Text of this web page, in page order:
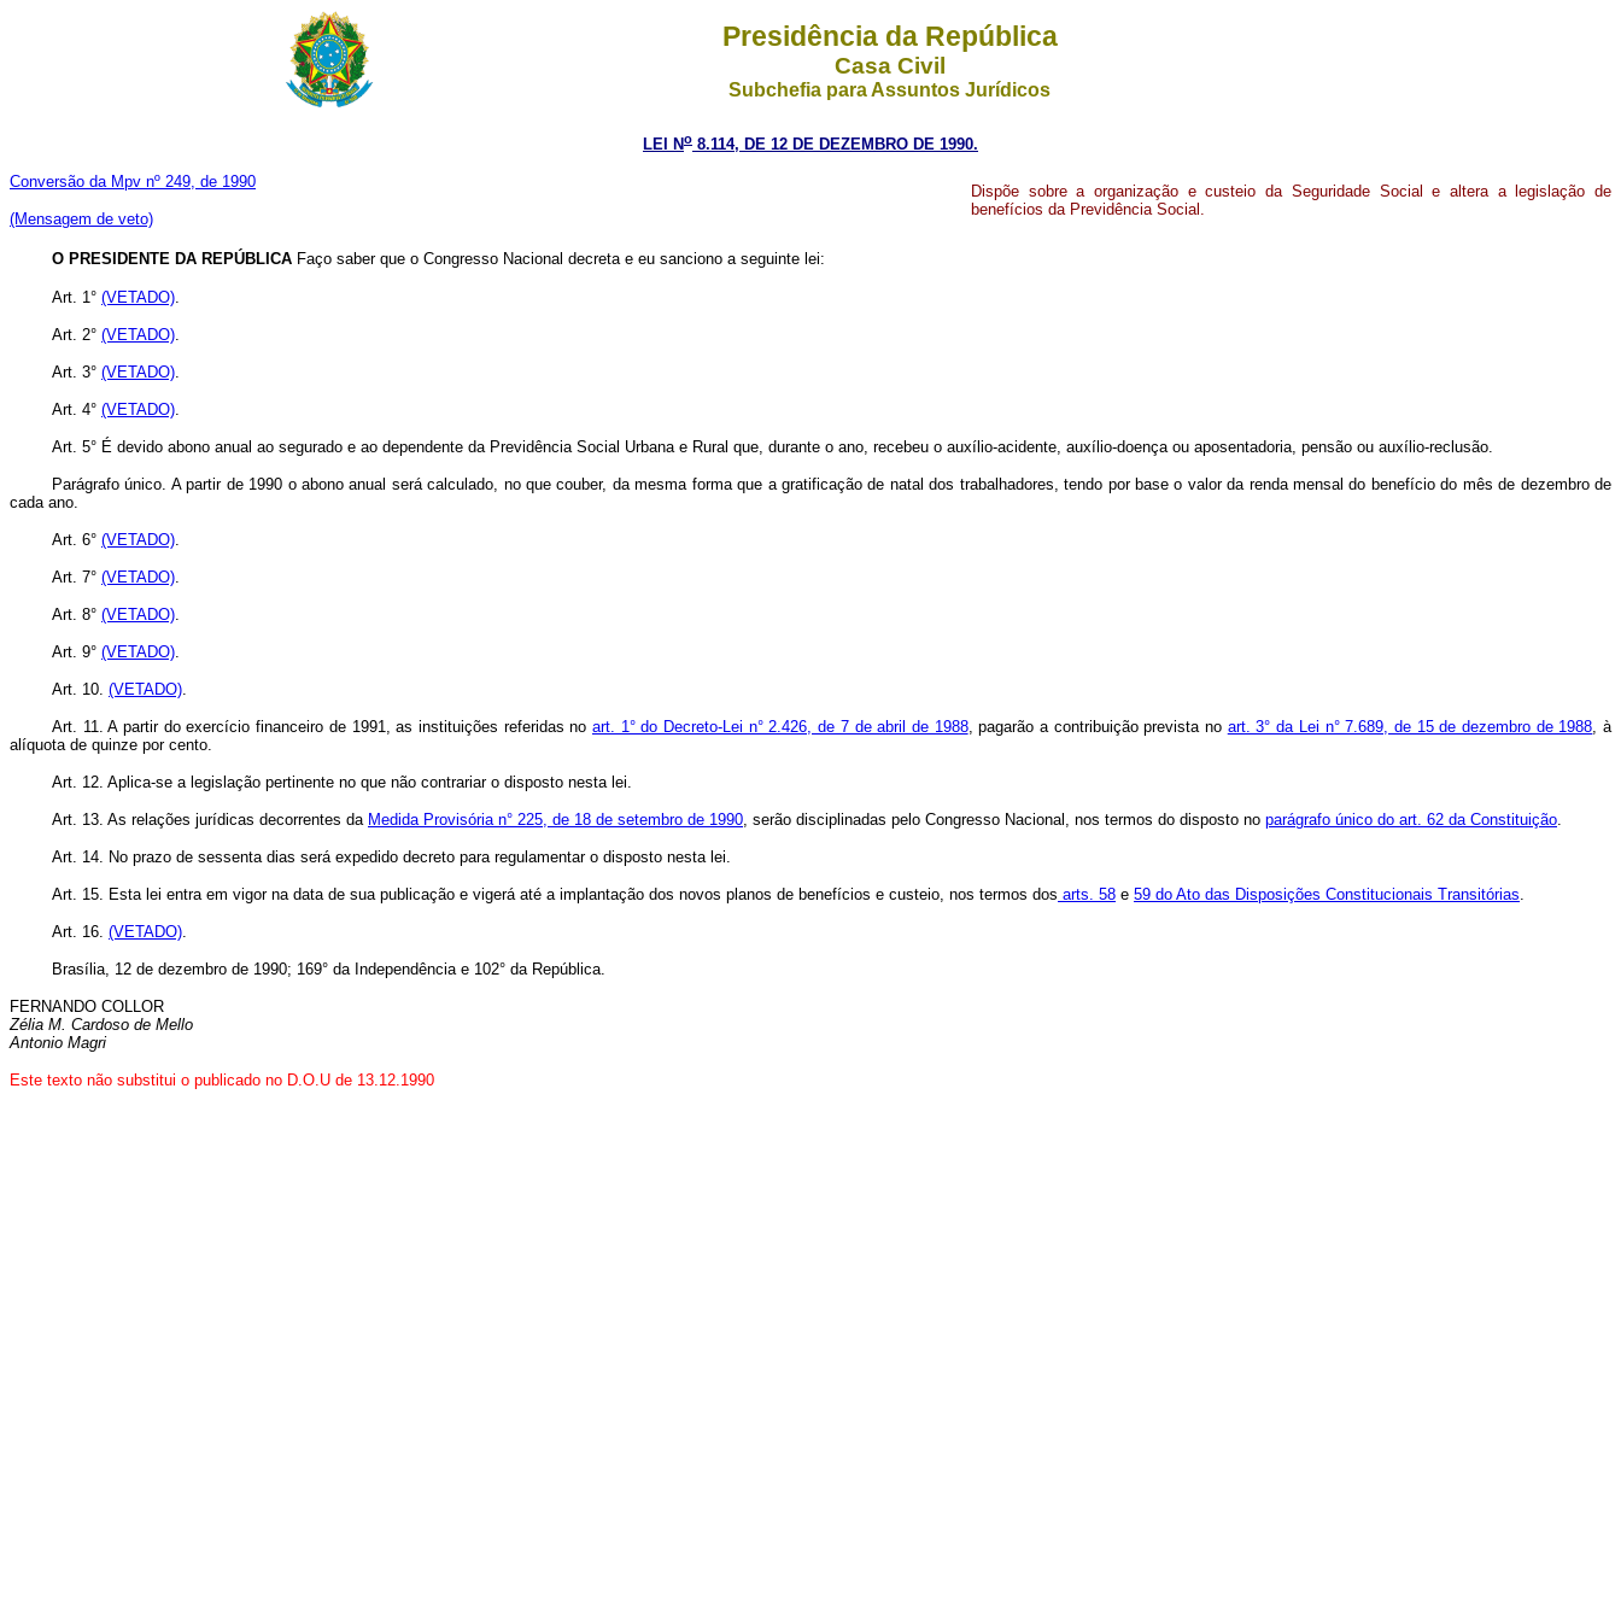
Presidência da República
Casa Civil
Subchefia para Assuntos Jurídicos
LEI No 8.114, DE 12 DE DEZEMBRO DE 1990.
Conversão da Mpv nº 249, de 1990
(Mensagem de veto)
Dispõe sobre a organização e custeio da Seguridade Social e altera a legislação de
benefícios da Previdência Social.
O PRESIDENTE DA REPÚBLICA Faço saber que o Congresso Nacional decreta e eu sanciono a seguinte lei:
Art. 1° (VETADO).
Art. 2° (VETADO).
Art. 3° (VETADO).
Art. 4° (VETADO).
Art. 5° É devido abono anual ao segurado e ao dependente da Previdência Social Urbana e Rural que, durante o ano, recebeu o auxílio-acidente, auxílio-doença ou aposentadoria, pensão ou auxílio-reclusão.
Parágrafo único. A partir de 1990 o abono anual será calculado, no que couber, da mesma forma que a gratificação de natal dos trabalhadores, tendo por base o valor da renda mensal do benefício do mês de dezembro de
cada ano.
Art. 6° (VETADO).
Art. 7° (VETADO).
Art. 8° (VETADO).
Art. 9° (VETADO).
Art. 10. (VETADO).
Art. 11. A partir do exercício financeiro de 1991, as instituições referidas no art. 1° do Decreto-Lei n° 2.426, de 7 de abril de 1988, pagarão a contribuição prevista no art. 3° da Lei n° 7.689, de 15 de dezembro de 1988, à
alíquota de quinze por cento.
Art. 12. Aplica-se a legislação pertinente no que não contrariar o disposto nesta lei.
Art. 13. As relações jurídicas decorrentes da Medida Provisória n° 225, de 18 de setembro de 1990, serão disciplinadas pelo Congresso Nacional, nos termos do disposto no parágrafo único do art. 62 da Constituição.
Art. 14. No prazo de sessenta dias será expedido decreto para regulamentar o disposto nesta lei.
Art. 15. Esta lei entra em vigor na data de sua publicação e vigerá até a implantação dos novos planos de benefícios e custeio, nos termos dos arts. 58 e 59 do Ato das Disposições Constitucionais Transitórias.
Art. 16. (VETADO).
Brasília, 12 de dezembro de 1990; 169° da Independência e 102° da República.
FERNANDO COLLOR
Zélia M. Cardoso de Mello
Antonio Magri
Este texto não substitui o publicado no D.O.U de 13.12.1990